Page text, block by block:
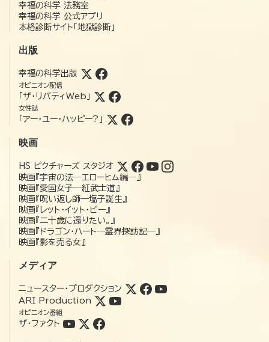
幸福の科学 法務室
幸福の科学 公式アプリ
本格診断サイト「地獄診断」
出版
幸福の科学出版
オピニオン配信
「ザ・リバティWeb」
女性誌
「アー・ユー・ハッピー?」
映画
HS ピクチャーズ スタジオ
映画『宇宙の法―エローヒム編―』
映画『愛国女子―紅武士道』
映画『呪い返し師—塩子誕生』
映画『レット・イット・ビー』
映画『二十歳に還りたい。』
映画『ドラゴン・ハート―霊界探訪記―』
映画『影を売る女』
メディア
ニュースター・プロダクション
ARI Production
オピニオン番組
ザ・ファクト